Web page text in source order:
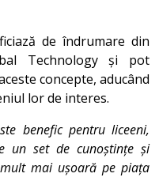
de îndrumare din
Technology și pot
concepte, aducând
lor de interes.
benefic pentru liceeni,
un set de cunoștințe și
mai ușoară pe piața